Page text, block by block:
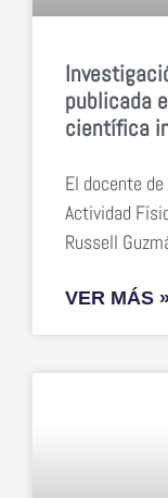
publicada
científica
El docente
Actividad
Russell
VER MÁS